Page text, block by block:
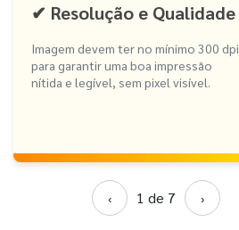
✔ Resolução e Qualidade
Imagem devem ter no mínimo 300 dpi
para garantir uma boa impressão
nítida e legível, sem pixel visível.
‹ 1 de 7 ›